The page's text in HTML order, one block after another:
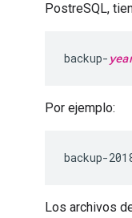
PostreSQL,
backup-
Por ejemplo:
backup-
Los archivos